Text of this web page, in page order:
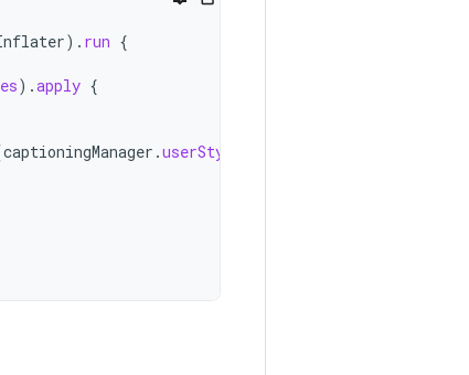
). run {
).apply {
captioningManager .userStyle